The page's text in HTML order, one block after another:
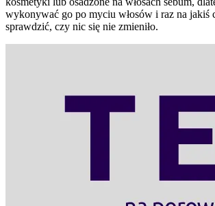
wykonywać go po myciu włosów i raz na jakiś
sprawdzić, czy nic się nie zmieniło.